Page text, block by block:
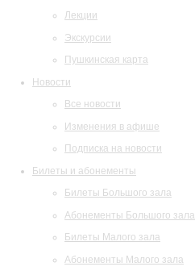
Лекции
Экскурсии
Пушкинская карта
Новости
Все новости
Изменения в афише
Подписка на новости
Билеты и абонементы
Билеты Большого зала
Абонементы Большого зала
Билеты Малого зала
Абонементы Малого зала